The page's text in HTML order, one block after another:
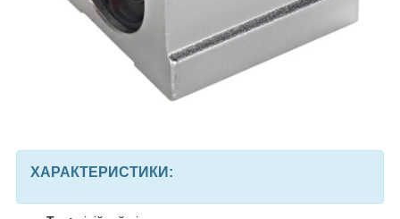
ХАРАКТЕРИСТИКИ: